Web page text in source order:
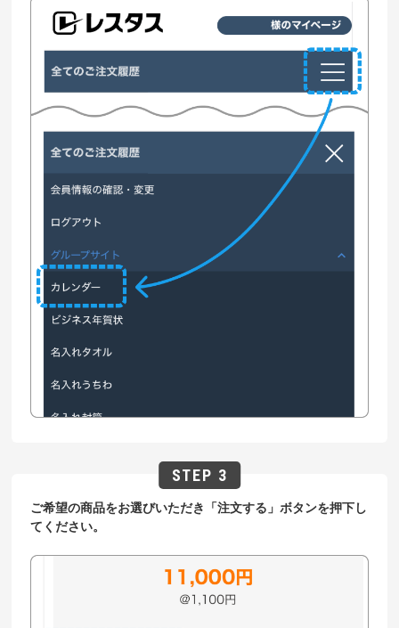
ご希望の商品をお選びいただき「注文する」ボタンを押下し
てください。